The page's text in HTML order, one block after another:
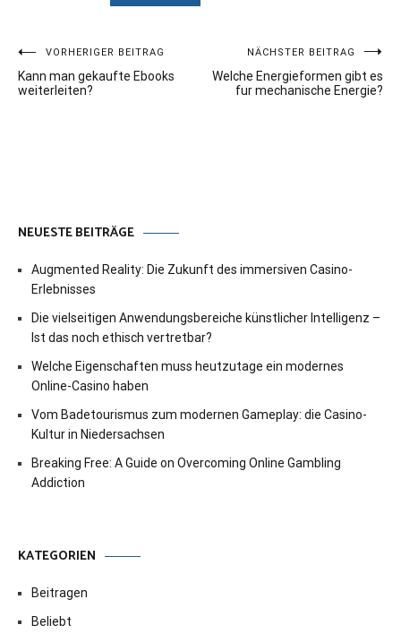
Beitragsnavigation
VORHERIGER BEITRAG
Kann man gekaufte Ebooks
weiterleiten?
NÄCHSTER BEITRAG
Welche Energieformen gibt es
fur mechanische Energie?
NEUESTE BEITRÄGE
Augmented Reality: Die Zukunft des immersiven Casino-
Erlebnisses
Die vielseitigen Anwendungsbereiche künstlicher Intelligenz –
Ist das noch ethisch vertretbar?
Welche Eigenschaften muss heutzutage ein modernes
Online-Casino haben
Vom Badetourismus zum modernen Gameplay: die Casino-
Kultur in Niedersachsen
Breaking Free: A Guide on Overcoming Online Gambling
Addiction
KATEGORIEN
Beitragen
Beliebt